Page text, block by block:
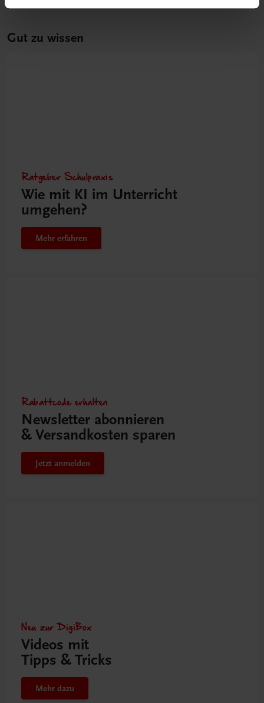
Gut zu wissen
Ratgeber Schulpraxis
Wie mit KI im Unterricht
umgehen?
Mehr erfahren
Rabattcode erhalten
Newsletter abonnieren
& Versandkosten sparen
Jetzt anmelden
Neu zur DigiBox
Videos mit
Tipps & Tricks
Mehr dazu